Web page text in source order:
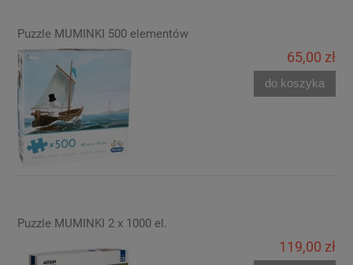
Puzzle MUMINKI 500 elementów
65,00 zł
do koszyka
Puzzle MUMINKI 2 x 1000 el.
119,00 zł